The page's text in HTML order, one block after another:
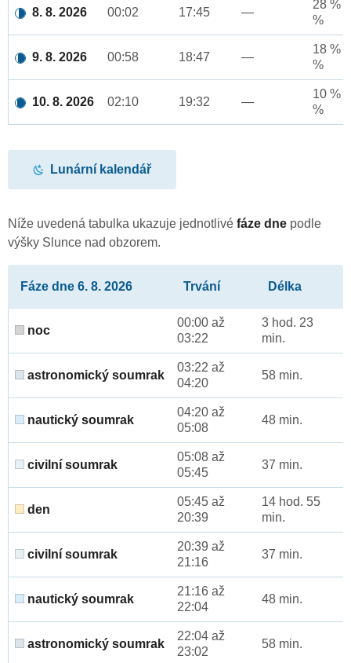
8. 8. 2026 00:02 17:45 —
28 %
%
9. 8. 2026 00:58 18:47 —
18 %
%
10. 8. 2026 02:10 19:32 —
10 %
%
Lunární kalendář
Níže uvedená tabulka ukazuje jednotlivé fáze dne podle
výšky Slunce nad obzorem.
Fáze dne 6. 8. 2026 Trvání Délka
noc
00:00 až
03:22
3 hod. 23
min.
astronomický soumrak
03:22 až
04:20
58 min.
nautický soumrak
04:20 až
05:08
48 min.
civilní soumrak
05:08 až
05:45
37 min.
den
05:45 až
20:39
14 hod. 55
min.
civilní soumrak
20:39 až
21:16
37 min.
nautický soumrak
21:16 až
22:04
48 min.
astronomický soumrak
22:04 až
23:02
58 min.